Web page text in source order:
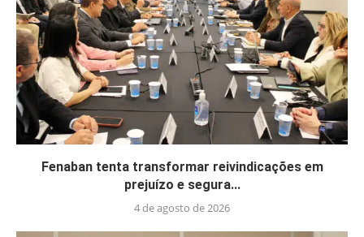
Fenaban tenta transformar reivindicações em
prejuízo e segura...
4 de agosto de 2026